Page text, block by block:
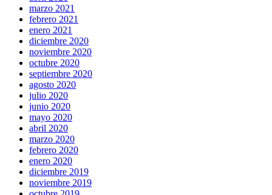
marzo 2021
febrero 2021
enero 2021
diciembre 2020
noviembre 2020
octubre 2020
septiembre 2020
agosto 2020
julio 2020
junio 2020
mayo 2020
abril 2020
marzo 2020
febrero 2020
enero 2020
diciembre 2019
noviembre 2019